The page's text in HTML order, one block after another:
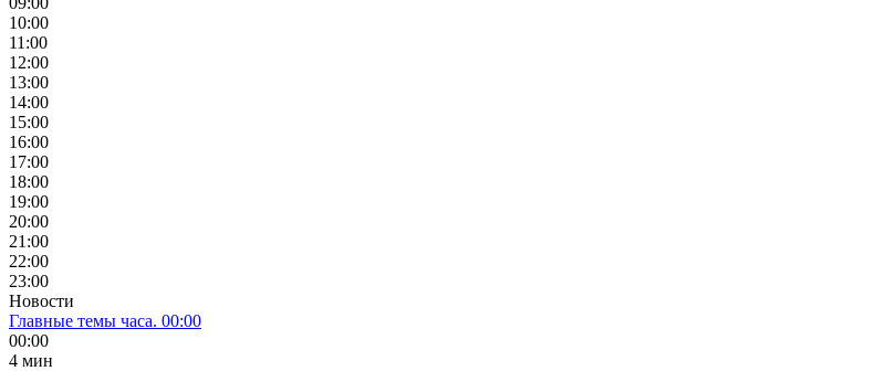
10:00
11:00
12:00
13:00
14:00
15:00
16:00
17:00
18:00
19:00
20:00
21:00
22:00
23:00
Новости
Главные темы часа. 00:00
00:00
4 мин